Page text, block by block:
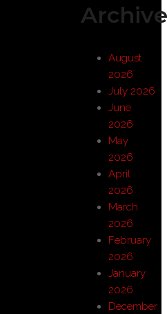
August
2026
July 2026
June
2026
May
2026
April
2026
March
2026
February
2026
January
2026
December